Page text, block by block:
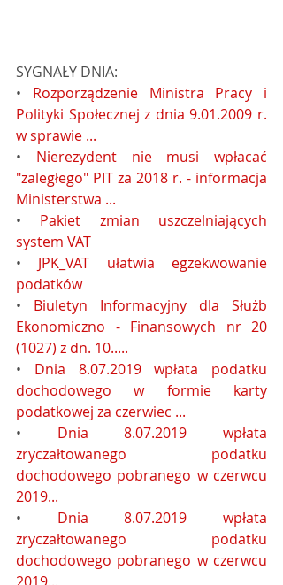
SYGNAŁY DNIA:
• Rozporządzenie Ministra Pracy i
Polityki Społecznej z dnia 9.01.2009 r.
w sprawie ...
• Nierezydent nie musi wpłacać
"zaległego" PIT za 2018 r. - informacja
Ministerstwa ...
• Pakiet zmian uszczelniających
system VAT
• JPK_VAT ułatwia egzekwowanie
podatków
• Biuletyn Informacyjny dla Służb
Ekonomiczno - Finansowych nr 20
(1027) z dn. 10.....
• Dnia 8.07.2019 wpłata podatku
dochodowego w formie karty
podatkowej za czerwiec ...
• Dnia 8.07.2019 wpłata
zryczałtowanego podatku
dochodowego pobranego w czerwcu
2019...
• Dnia 8.07.2019 wpłata
zryczałtowanego podatku
dochodowego pobranego w czerwcu